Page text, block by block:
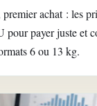
achat : les
pour payer juste et
6 ou 13 kg.